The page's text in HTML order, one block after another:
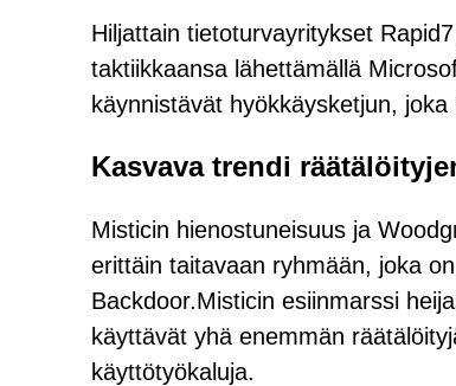
Hiljattain tietoturvayritykset
taktiikkaansa lähettämällä
käynnistävät hyökkäysketjun,
Kasvava trendi
Misticin hienostuneisuus ja
erittäin taitavaan ryhmään, joka
Backdoor.Misticin esiinmarssi
käyttävät yhä enemmän
käyttötyökaluja.